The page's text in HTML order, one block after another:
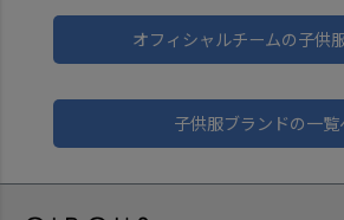
オフィシャルチームの子供
子供服ブランドの一覧